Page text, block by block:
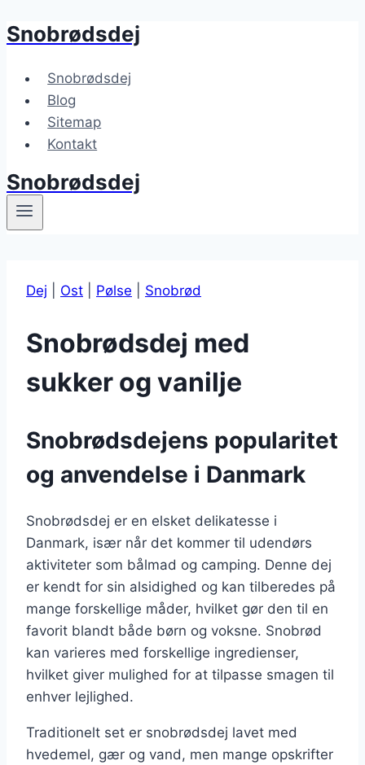
Fortsæt
indhold
Snobrødsdej
Snobrødsdej
Blog
Sitemap
Kontakt
Snobrødsdej
Dej Ost Pølse Snobrød
Snobrødsdej med
sukker og vanilje
Snobrødsdejens popularitet
og anvendelse i Danmark
Snobrødsdej er en elsket delikatesse i
Danmark, især når det kommer til udendørs
aktiviteter som bålmad og camping. Denne dej
er kendt for sin alsidighed og kan tilberedes på
mange forskellige måder, hvilket gør den til en
favorit blandt både børn og voksne. Snobrød
kan varieres med forskellige ingredienser,
hvilket giver mulighed for at tilpasse smagen til
enhver lejlighed.
Traditionelt set er snobrødsdej lavet med
hvedemel, gær og vand, men mange opskrifter